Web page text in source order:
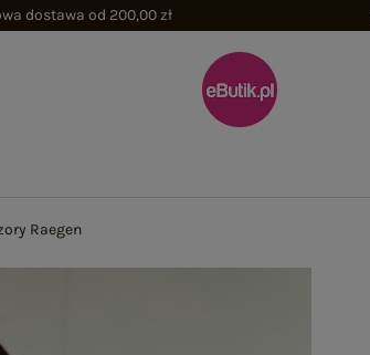
dostawa od 200,00 zł
Raegen